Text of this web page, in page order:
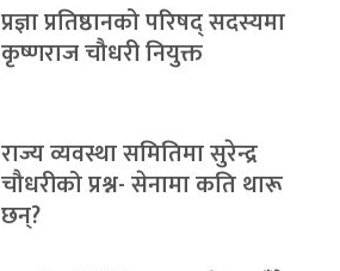
प्रज्ञा प्रतिष्ठानको परिषद् सदस्यमा
कृष्णराज चौधरी नियुक्त
राज्य व्यवस्था समितिमा सुरेन्द्र
चौधरीको प्रश्न- सेनामा कति थारू
छन्?